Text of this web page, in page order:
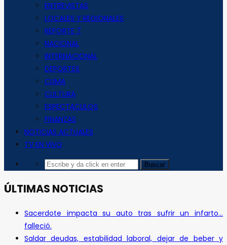
ENTREVISTAS
LOCALES Y REGIONALES
REPORTE 7
NACIONAL
INTERNACIONAL
DEPORTES
CLIMA
CULTURA
ESPECTACULOS
FINANZAS
NOTICIAS ACTUALES
TV EN VIVO
ÚLTIMAS NOTICIAS
Sacerdote impacta su auto tras sufrir un infarto…
falleció.
Saldar deudas, estabilidad laboral, dejar de beber y